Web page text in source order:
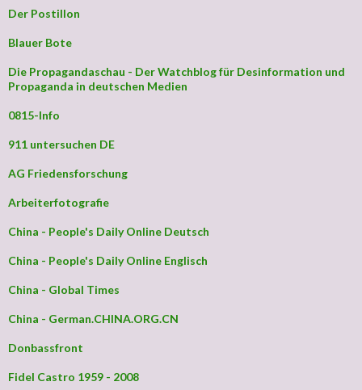
Der Postillon
Blauer Bote
Die Propagandaschau - Der Watchblog für Desinformation und
Propaganda in deutschen Medien
0815-Info
911 untersuchen DE
AG Friedensforschung
Arbeiterfotografie
China - People's Daily Online Deutsch
China - People's Daily Online Englisch
China - Global Times
China - German.CHINA.ORG.CN
Donbassfront
Fidel Castro 1959 - 2008